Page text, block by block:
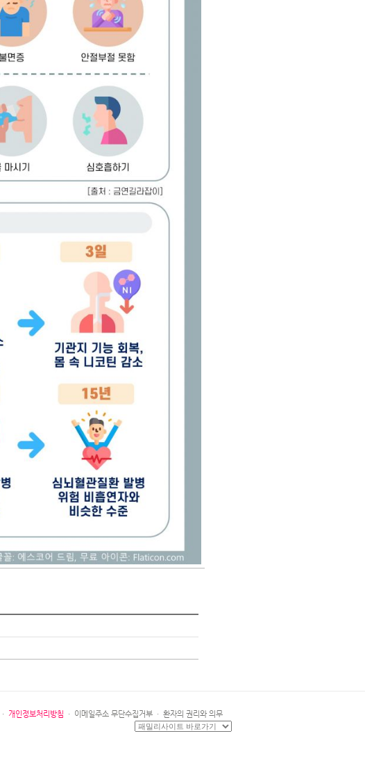
· 개인정보처리방침 · 이메일주소 무단수집거부 · 환자의 권리와 의무